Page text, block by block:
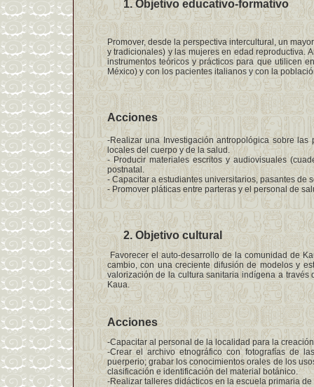
Objetivo educativo-formativo
Promover, desde la perspectiva intercultural, un
y tradicionales) y las mujeres en edad reproductiva.
instrumentos teóricos y prácticos para que utilicen
México) y con los pacientes italianos y con la
Acciones
-Realizar una Investigación antropológica sobre
locales del cuerpo y de la salud.
- Producir materiales escritos y audiovisuales
postnatal.
- Capacitar a estudiantes universitarios, pasantes de
- Promover pláticas entre parteras y el personal de
Objetivo cultural
Favorecer el auto-desarrollo de la comunidad de
cambio, con una creciente difusión de modelos y
valorización de la cultura sanitaria indígena a
Kaua.
Acciones
-Capacitar al personal de la localidad para la
-Crear el archivo etnográfico con fotografías de
puerperio; grabar los conocimientos orales de los
clasificación e identificación del material botánico.
-Realizar talleres didácticos en la escuela primaria de